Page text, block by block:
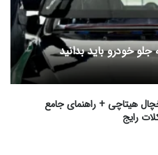
هیتاچی + راهنمای جامع
رایج